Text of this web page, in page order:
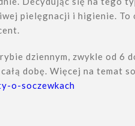
pielęgnacji i higienie.
dziennym, zwykle od 6
dobę. Więcej na temat
o-soczewkach